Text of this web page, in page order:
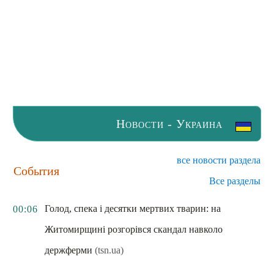
Новости - Украина
События
все новости раздела
Все разделы
00:06
Голод, спека і десятки мертвих тварин: на
Житомирщині розгорівся скандал навколо
держферми (tsn.ua)